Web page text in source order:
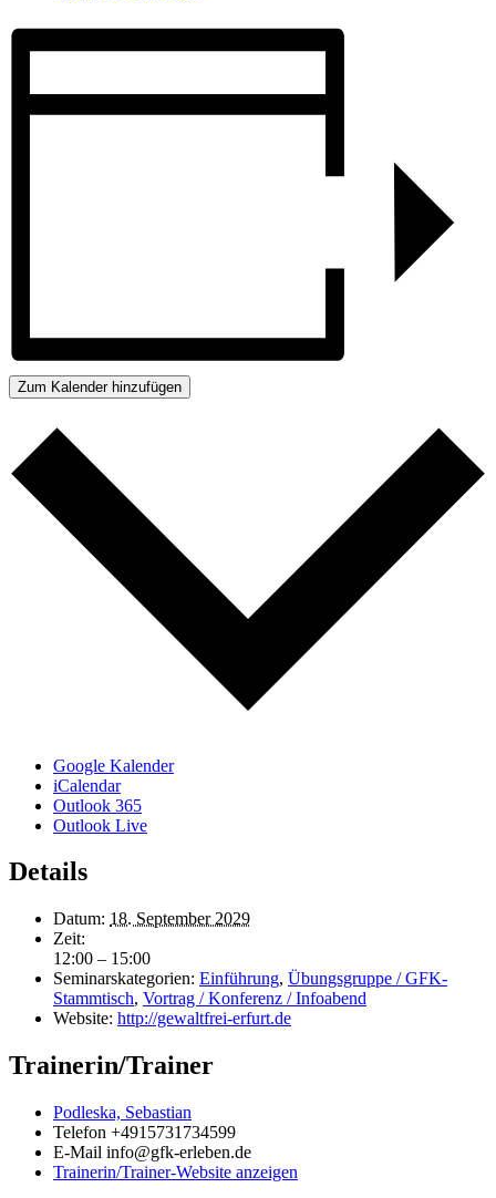
Zum Kalender hinzufügen
Google Kalender
iCalendar
Outlook 365
Outlook Live
Details
Datum: 18. September 2029
Zeit:
12:00 – 15:00
Seminarskategorien: Einführung, Übungsgruppe / GFK-
Stammtisch, Vortrag / Konferenz / Infoabend
Website: http://gewaltfrei-erfurt.de
Trainerin/Trainer
Podleska, Sebastian
Telefon +4915731734599
E-Mail info@gfk-erleben.de
Trainerin/Trainer-Website anzeigen